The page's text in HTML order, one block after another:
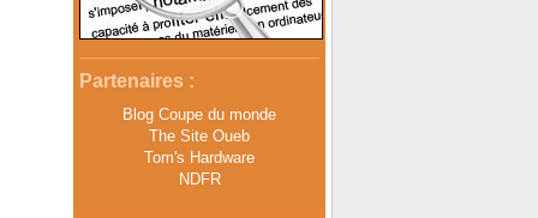
Partenaires :
Blog Coupe du monde
The Site Oueb
Tom's Hardware
NDFR